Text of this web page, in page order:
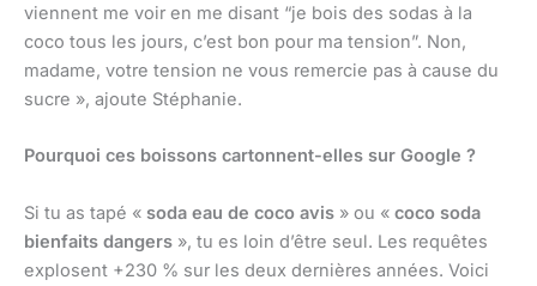
viennent me voir en me disant “je bois des sodas à la
coco tous les jours, c’est bon pour ma tension”. Non,
madame, votre tension ne vous remercie pas à cause du
sucre », ajoute Stéphanie.
Pourquoi ces boissons cartonnent-elles sur Google ?
Si tu as tapé « soda eau de coco avis » ou « coco soda
bienfaits dangers », tu es loin d’être seul. Les requêtes
explosent +230 % sur les deux dernières années. Voici